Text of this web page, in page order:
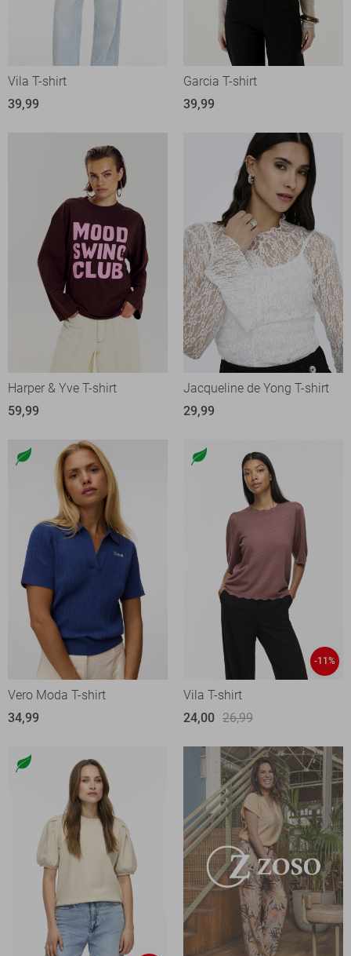
Vila T-shirt
39,99
Garcia T-shirt
39,99
Harper & Yve T-shirt
59,99
Jacqueline de Yong T-shirt
29,99
Vero Moda T-shirt
34,99
-11%
Vila T-shirt
24,00 26,99